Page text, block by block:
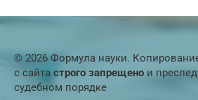
© 2026 Формула науки.
с сайта строго запрещено и
судебном порядке